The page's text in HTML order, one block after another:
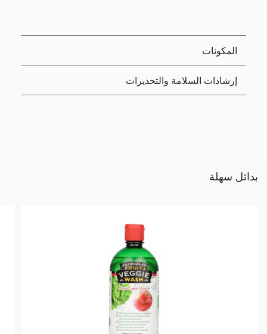
المكونات
إرشادات السلامة والتحذيرات
بدائل سهلة